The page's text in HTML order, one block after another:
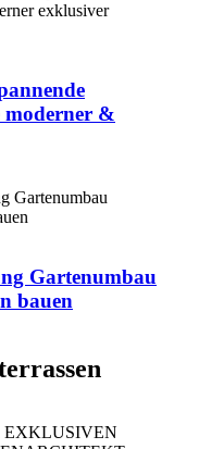
moderner &
Gartenumbau
bauen